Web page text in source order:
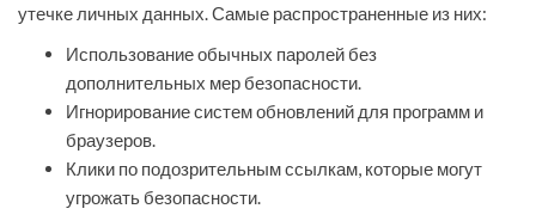
утечке личных данных. Самые распространенные из них:
Использование обычных паролей без
дополнительных мер безопасности.
Игнорирование систем обновлений для программ и
браузеров.
Клики по подозрительным ссылкам, которые могут
угрожать безопасности.